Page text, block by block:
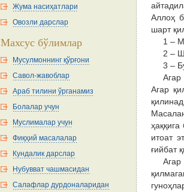
Жума насиҳатлари
Овозли дарслар
Махсус бўлимлар
Мусулмоннинг қўрғони
Савол-жавоблар
Араб тилини ўрганамиз
Болалар учун
Муслималар учун
Фиқҳий масалалар
Кундалик дарслар
Нубувват чашмасидан
Салафлар дурдоналаридан
Аллоҳ
шарт
1 –
2 –
3 –
Агар
Агар
итоат
ғийбат